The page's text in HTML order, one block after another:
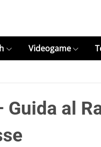
Videogame
Guida al